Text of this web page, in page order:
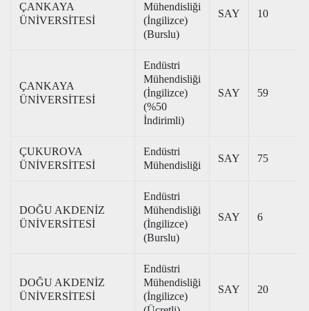
ÇANKAYA
ÜNİVERSİTESİ
Mühendisliği
(İngilizce)
(Burslu)
SAY 10
ÇANKAYA
ÜNİVERSİTESİ
Endüstri
Mühendisliği
(İngilizce)
(%50
İndirimli)
SAY 59
ÇUKUROVA
ÜNİVERSİTESİ
Endüstri
Mühendisliği
SAY 75
DOĞU AKDENİZ
ÜNİVERSİTESİ
Endüstri
Mühendisliği
(İngilizce)
(Burslu)
SAY 6
DOĞU AKDENİZ
ÜNİVERSİTESİ
Endüstri
Mühendisliği
(İngilizce)
SAY 20